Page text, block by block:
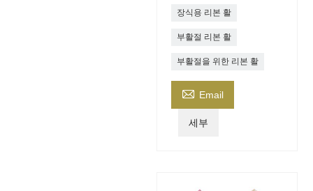
장식용 리본 활
부활절 리본 활
부활절을 위한 리본 활
 Email
세부